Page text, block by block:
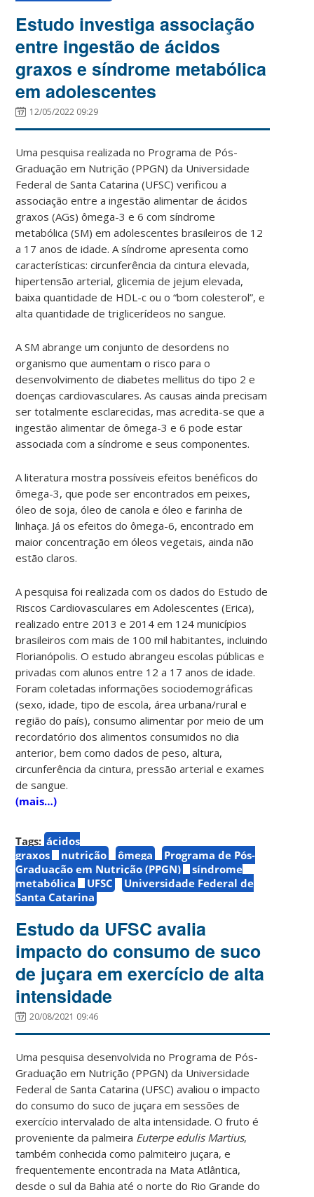
Estudo investiga associação
entre ingestão de ácidos
graxos e síndrome metabólica
em adolescentes
12/05/2022 09:29
Uma pesquisa realizada no Programa de Pós-
Graduação em Nutrição (PPGN) da Universidade
Federal de Santa Catarina (UFSC) verificou a
associação entre a ingestão alimentar de ácidos
graxos (AGs) ômega-3 e 6 com síndrome
metabólica (SM) em adolescentes brasileiros de 12
a 17 anos de idade. A síndrome apresenta como
características: circunferência da cintura elevada,
hipertensão arterial, glicemia de jejum elevada,
baixa quantidade de HDL-c ou o “bom colesterol”, e
alta quantidade de triglicerídeos no sangue.
A SM abrange um conjunto de desordens no
organismo que aumentam o risco para o
desenvolvimento de diabetes mellitus do tipo 2 e
doenças cardiovasculares. As causas ainda precisam
ser totalmente esclarecidas, mas acredita-se que a
ingestão alimentar de ômega-3 e 6 pode estar
associada com a síndrome e seus componentes.
A literatura mostra possíveis efeitos benéficos do
ômega-3, que pode ser encontrados em peixes,
óleo de soja, óleo de canola e óleo e farinha de
linhaça. Já os efeitos do ômega-6, encontrado em
maior concentração em óleos vegetais, ainda não
estão claros.
A pesquisa foi realizada com os dados do Estudo de
Riscos Cardiovasculares em Adolescentes (Erica),
realizado entre 2013 e 2014 em 124 municípios
brasileiros com mais de 100 mil habitantes, incluindo
Florianópolis. O estudo abrangeu escolas públicas e
privadas com alunos entre 12 a 17 anos de idade.
Foram coletadas informações sociodemográficas
(sexo, idade, tipo de escola, área urbana/rural e
região do país), consumo alimentar por meio de um
recordatório dos alimentos consumidos no dia
anterior, bem como dados de peso, altura,
circunferência da cintura, pressão arterial e exames
de sangue.
(mais…)
Tags: ácidos
graxos
nutrição ômega
Programa de Pós-
Graduação em Nutrição (PPGN)
síndrome
metabólica
UFSC
Universidade Federal de
Santa Catarina
Estudo da UFSC avalia
impacto do consumo de suco
de juçara em exercício de alta
intensidade
20/08/2021 09:46
Uma pesquisa desenvolvida no Programa de Pós-
Graduação em Nutrição (PPGN) da Universidade
Federal de Santa Catarina (UFSC) avaliou o impacto
do consumo do suco de juçara em sessões de
exercício intervalado de alta intensidade. O fruto é
proveniente da palmeira Euterpe edulis Martius,
também conhecida como palmiteiro juçara, e
frequentemente encontrada na Mata Atlântica,
desde o sul da Bahia até o norte do Rio Grande do